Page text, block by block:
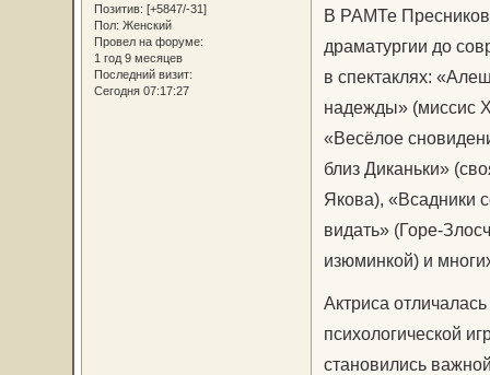
Позитив: [+5847/-31]
Пол: Женский
Провел на форуме:
1 год 9 месяцев
Последний визит:
Сегодня 07:17:27
В РАМТе
драматургии до
в спектаклях:
надежды» (миссис
«Весёлое
близ Диканьки»
Якова), «Всадники
видать» (Горе-
изюминкой) и
Актриса
психологической
становились